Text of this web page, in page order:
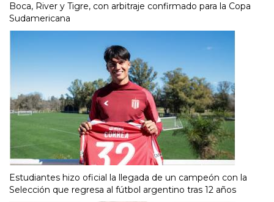
Boca, River y Tigre, con arbitraje confirmado para la Copa
Sudamericana
Estudiantes hizo oficial la llegada de un campeón con la
Selección que regresa al fútbol argentino tras 12 años